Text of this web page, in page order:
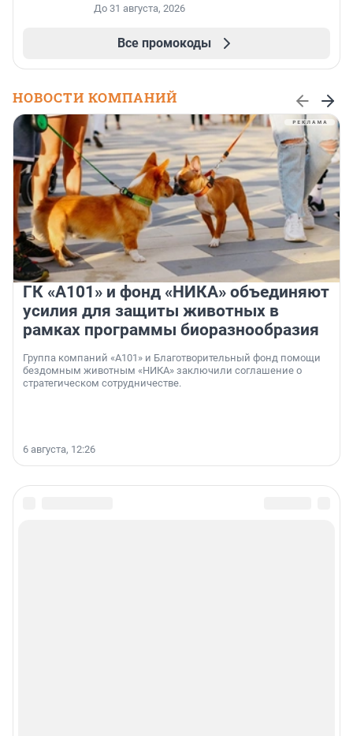
До 31 августа, 2026
Все промокоды
НОВОСТИ КОМПАНИЙ
ГК «А101» и фонд «НИКА» объединяют
усилия для защиты животных в
рамках программы биоразнообразия
Группа компаний «А101» и Благотворительный фонд помощи
бездомным животным «НИКА» заключили соглашение о
стратегическом сотрудничестве.
6 августа, 12:26